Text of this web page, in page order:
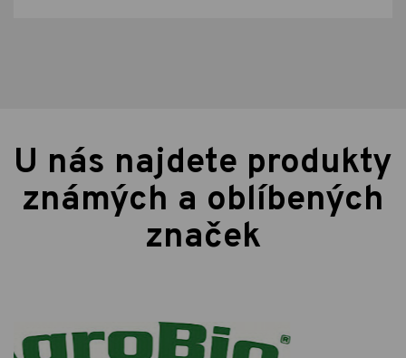
U nás najdete produkty
známých a oblíbených
značek